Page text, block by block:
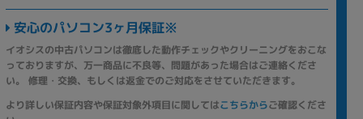
安心のパソコン3ヶ月保証※
イオシスの中古パソコンは徹底した動作チェックやクリーニングをおこな
っておりますが、万一商品に不良等、問題があった場合はご連絡くださ
い。 修理・交換、もしくは返金でのご対応をさせていただきます。
より詳しい保証内容や保証対象外項目に関してはこちらからご確認くださ